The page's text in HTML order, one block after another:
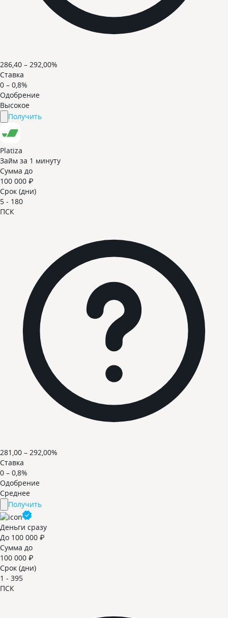
286,40 – 292,00%
Ставка
0 – 0,8%
Одобрение
Высокое
Получить
Platiza
Займ за 1 минуту
Сумма до
100 000 ₽
Срок (дни)
5 - 180
ПСК
281,00 – 292,00%
Ставка
0 – 0,8%
Одобрение
Среднее
Получить
Деньги сразу
До 100 000 ₽
Сумма до
100 000 ₽
Срок (дни)
1 - 395
ПСК